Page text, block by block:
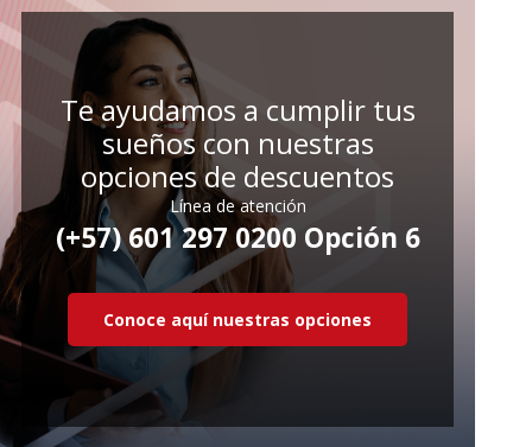
Te ayudamos a cumplir tus
sueños con nuestras
opciones de descuentos
Línea de atención
(+57) 601 297 0200 Opción 6
Conoce aquí nuestras opciones